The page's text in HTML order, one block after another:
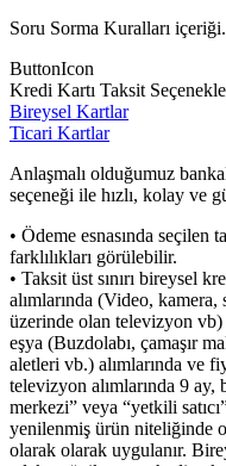
Soru Sorma Kuralları içeriği.
ButtonIcon
Kredi Kartı Taksit
Bireysel Kartlar
Ticari Kartlar
Anlaşmalı olduğumuz
seçeneği ile hızlı, kolay ve
• Ödeme esnasında seçilen
farklılıkları görülebilir.
• Taksit üst sınırı bireysel
alımlarında (Video, kamera,
üzerinde olan televizyon vb)
eşya (Buzdolabı, çamaşır
aletleri vb.) alımlarında ve
televizyon alımlarında 9 ay,
merkezi” veya “yetkili
yenilenmiş ürün niteliğinde
olarak olarak uygulanır.